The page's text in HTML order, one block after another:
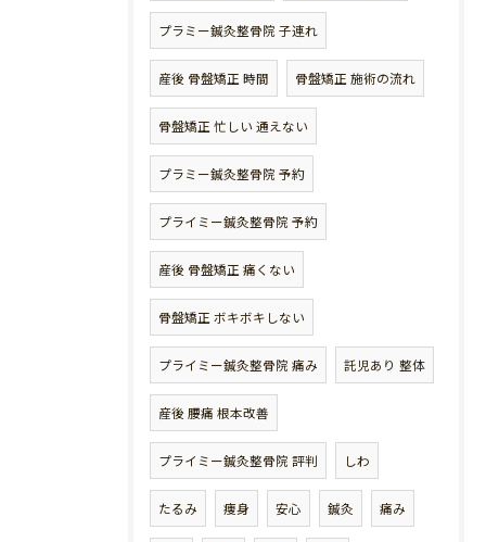
プラミー鍼灸整骨院 子連れ
産後 骨盤矯正 時間 骨盤矯正 施術の流れ
骨盤矯正 忙しい 通えない
プラミー鍼灸整骨院 予約
プライミー鍼灸整骨院 予約
産後 骨盤矯正 痛くない
骨盤矯正 ボキボキしない
プライミー鍼灸整骨院 痛み 託児あり 整体
産後 腰痛 根本改善
プライミー鍼灸整骨院 評判 しわ
たるみ 痩身 安心 鍼灸 痛み